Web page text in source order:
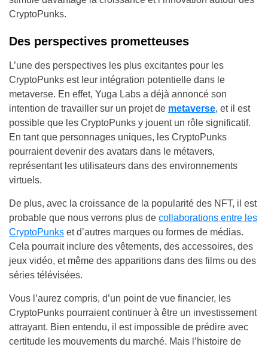
CryptoPunks.
Des perspectives prometteuses
L’une des perspectives les plus excitantes pour les
CryptoPunks est leur intégration potentielle dans le
metaverse. En effet, Yuga Labs a déjà annoncé son
intention de travailler sur un projet de metaverse, et il est
possible que les CryptoPunks y jouent un rôle significatif.
En tant que personnages uniques, les CryptoPunks
pourraient devenir des avatars dans le métavers,
représentant les utilisateurs dans des environnements
virtuels.
De plus, avec la croissance de la popularité des NFT, il est
probable que nous verrons plus de collaborations entre les
CryptoPunks et d’autres marques ou formes de médias.
Cela pourrait inclure des vêtements, des accessoires, des
jeux vidéo, et même des apparitions dans des films ou des
séries télévisées.
Vous l’aurez compris, d’un point de vue financier, les
CryptoPunks pourraient continuer à être un investissement
attrayant. Bien entendu, il est impossible de prédire avec
certitude les mouvements du marché. Mais l’histoire de